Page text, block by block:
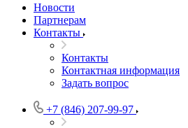
Новости
Партнерам
Контакты
Контакты
Контактная информация
Задать вопрос
+7 (846) 207-99-97